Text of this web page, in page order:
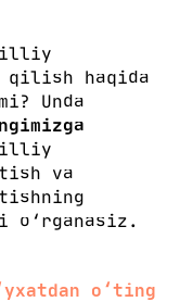
qilish haqida
Unda
va
o‘ting